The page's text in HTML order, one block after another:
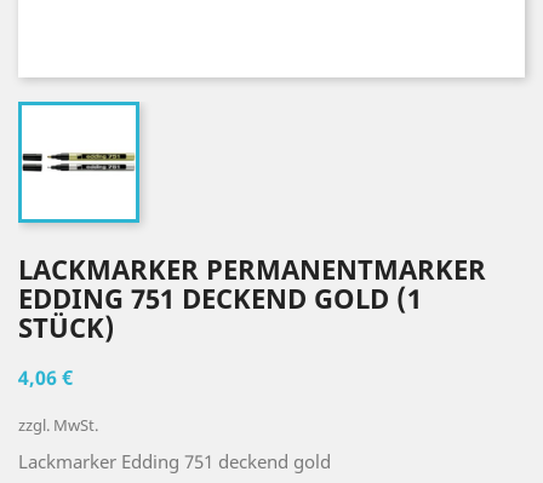
LACKMARKER PERMANENTMARKER
EDDING 751 DECKEND GOLD (1
STÜCK)
4,06 €
zzgl. MwSt.
Lackmarker Edding 751 deckend gold